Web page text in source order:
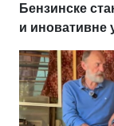
Бензинске
и иновативне